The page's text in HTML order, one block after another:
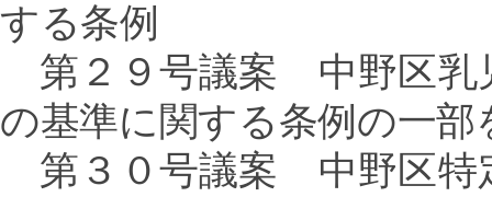
する条例
第２９号議案 中野区乳
の基準に関する条例の一部
第３０号議案 中野区特